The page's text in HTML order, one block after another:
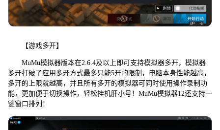
【游戏多开】
MuMu模拟器版本在2.6.4及以上即可支持模拟器多开，模拟器
多开打破了应用多开方式最多只能5开的限制，电脑本身性能越高，
多开的上限就越高，并且所有多开的模拟器可同时使用操作录制功
能，更加便于切换操作，轻松挂机肝小号！MuMu模拟器12还支持一
键窗口排列！